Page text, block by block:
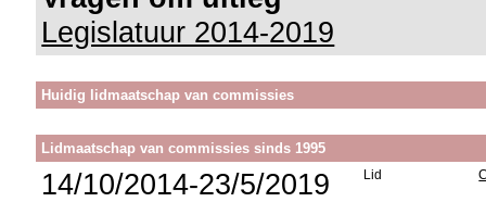
Legislatuur 2014-2019
Huidig lidmaatschap van commissies
Lidmaatschap van commissies sinds 1995
14/10/2014-23/5/2019 Lid